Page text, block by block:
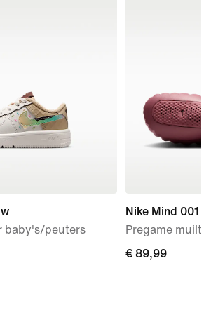
baby's/peuters
Nike Mind 001
Pregame
€ 89,99
€ 89,99